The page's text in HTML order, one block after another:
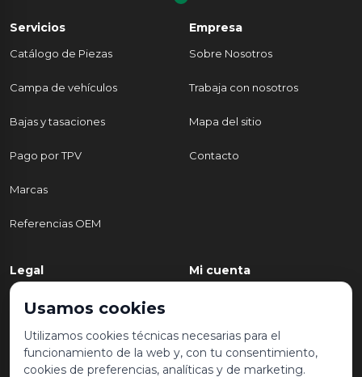
Servicios
Catálogo de Piezas
Campa de vehículos
Bajas y tasaciones
Pago por TPV
Marcas
Referencias OEM
Empresa
Sobre Nosotros
Trabaja con nosotros
Mapa del sitio
Contacto
Legal
Política de Privacidad
Aviso legal y condiciones de
uso
Mi cuenta
Mis pedidos
Lista de deseos
Usamos cookies
Utilizamos cookies técnicas necesarias para el
funcionamiento de la web y, con tu consentimiento,
cookies de preferencias, analíticas y de marketing.